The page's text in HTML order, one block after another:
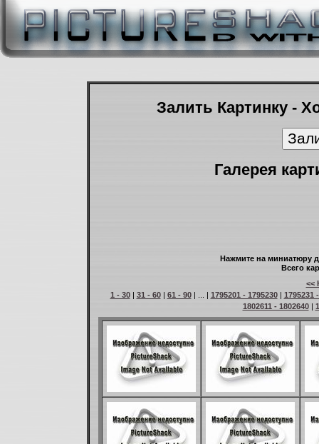
Залить Картинку -
Галерея
Нажмите на миниатюру
Всего
<<
1 - 30| 31 - 60| 61 - 90| ... | 1795201 - 1795230| 1795231
1802611 - 1802640|